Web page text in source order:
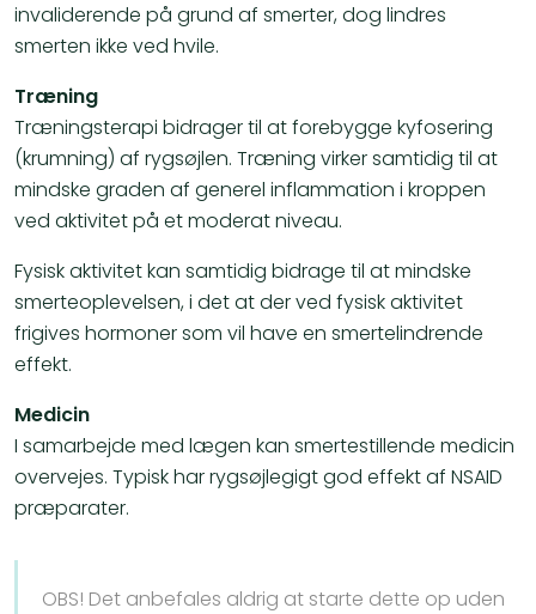
invaliderende på grund af smerter, dog lindres
smerten ikke ved hvile.
Træning
Træningsterapi bidrager til at forebygge kyfosering
(krumning) af rygsøjlen. Træning virker samtidig til at
mindske graden af generel inflammation i kroppen
ved aktivitet på et moderat niveau.
Fysisk aktivitet kan samtidig bidrage til at mindske
smerteoplevelsen, i det at der ved fysisk aktivitet
frigives hormoner som vil have en smertelindrende
effekt.
Medicin
I samarbejde med lægen kan smertestillende medicin
overvejes. Typisk har rygsøjlegigt god effekt af NSAID
præparater.
OBS! Det anbefales aldrig at starte dette op uden